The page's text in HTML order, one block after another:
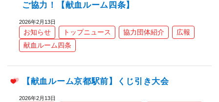
ご協力！【献血ルーム四条】
2026年2月13日
お知らせ トップニュース 協力団体紹介
広報
献血ルーム四条
【献血ルーム京都駅前】くじ引き大会
2026年2月13日